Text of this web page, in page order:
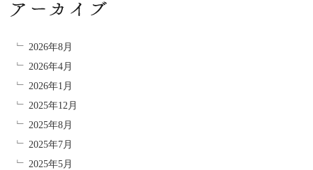
2026年8月
2026年4月
2026年1月
2025年12月
2025年8月
2025年7月
2025年5月